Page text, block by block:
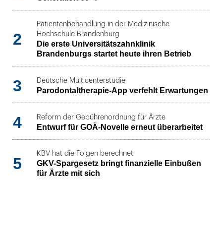
2
Patientenbehandlung in der Medizinische
Hochschule Brandenburg
Die erste Universitätszahnklinik
Brandenburgs startet heute ihren Betrieb
3 Deutsche Multicenterstudie
Parodontaltherapie-App verfehlt Erwartungen
4 Reform der Gebührenordnung für Ärzte
Entwurf für GOÄ-Novelle erneut überarbeitet
5
KBV hat die Folgen berechnet
GKV-Spargesetz bringt finanzielle Einbußen
für Ärzte mit sich